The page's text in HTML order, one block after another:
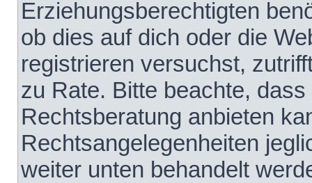
Erziehungsberechtigten
ob dies auf dich oder die
registrieren versuchst,
zu Rate. Bitte beachte,
Rechtsberatung anbieten
Rechtsangelegenheiten
weiter unten behandelt